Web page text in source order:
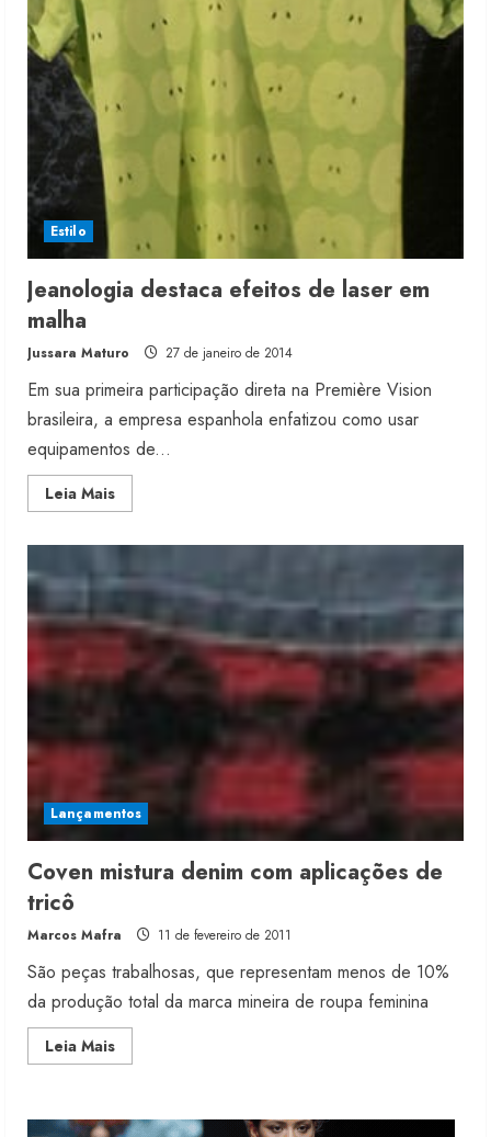
Estilo
Jeanologia destaca efeitos de laser em
malha
Jussara Maturo 27 de janeiro de 2014
Em sua primeira participação direta na Première Vision
brasileira, a empresa espanhola enfatizou como usar
equipamentos de...
Leia MaisRead
more
de
em
malha
Lançamentos
Coven mistura denim com aplicações de
tricô
Marcos Mafra 11 de fevereiro de 2011
São peças trabalhosas, que representam menos de 10%
da produção total da marca mineira de roupa feminina
Leia MaisRead
more
denim
2
Renata Caixeta assume Movimento
Sou de Algodão
3
Fakini prevê R$345 milhões de
4 de agosto de 2026